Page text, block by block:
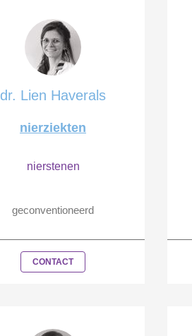
dr. Lien Haverals
nierziekten
nierstenen
geconventioneerd
CONTACT